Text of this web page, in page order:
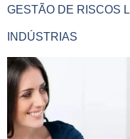
GESTÃO DE RISCOS
INDÚSTRIAS